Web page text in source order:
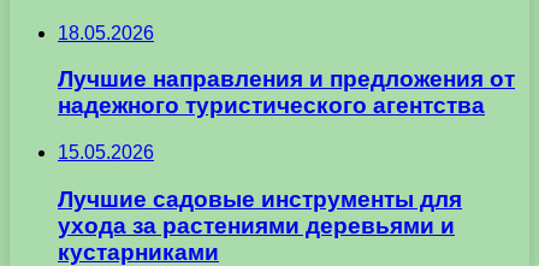
18.05.2026
Лучшие направления и предложения от
надежного туристического агентства
15.05.2026
Лучшие садовые инструменты для
ухода за растениями деревьями и
кустарниками